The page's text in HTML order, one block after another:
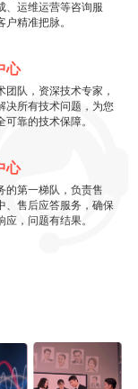
、运维运营等咨询服
户精准把脉。
心
团队，资深技术专家，
决所有技术问题，为您
可靠的技术保障。
心
的第一梯队，负责售
、售后应答服务，确保
应，问题有结果。